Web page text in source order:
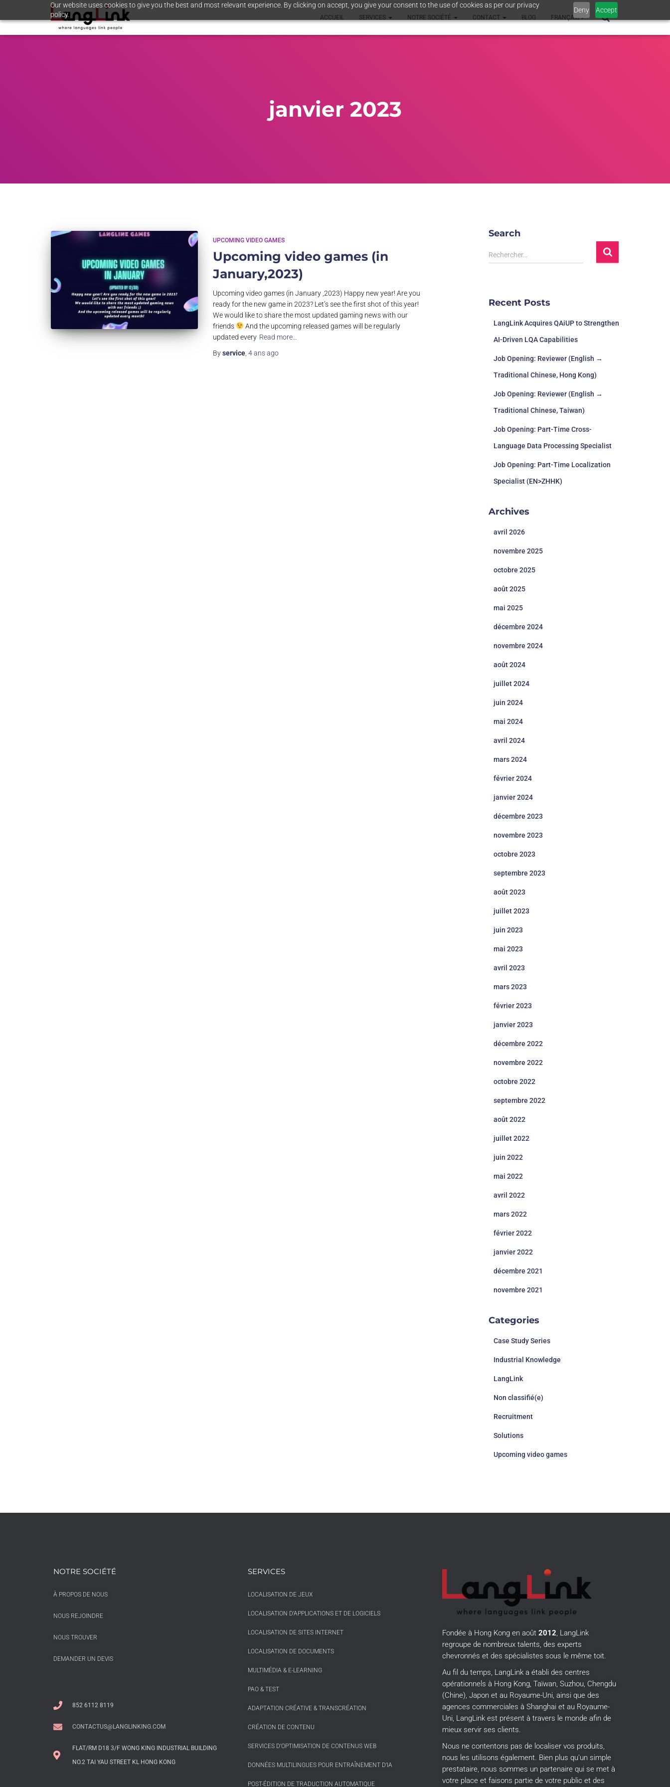
Our website uses cookies to give you the best and most relevant experience. By clicking on accept, you give your consent to the use of cookies as per our privacy
policy.
Deny Accept
ACCUEIL SERVICES NOTRE SOCIÉTÉ CONTACT BLOG FRANÇAIS
janvier 2023
UPCOMING VIDEO GAMES
Upcoming video games (in
January,2023)
Upcoming video games (in January ,2023) Happy new year! Are you
ready for the new game in 2023? Let’s see the first shot of this year!
We would like to share the most updated gaming news with our
friends
And the upcoming released games will be regularly
updated every Read more…
Byservice 4 ansago
Search
Rechercher…
Recent Posts
LangLink Acquires QAiUP to Strengthen
AI-Driven LQA Capabilities
Job Opening: Reviewer (English →
Traditional Chinese, Hong Kong)
Job Opening: Reviewer (English →
Traditional Chinese, Taiwan)
Job Opening: Part-Time Cross-
Language Data Processing Specialist
Job Opening: Part-Time Localization
Specialist (EN>ZHHK)
Archives
avril 2026
novembre 2025
octobre 2025
août 2025
mai 2025
décembre 2024
novembre 2024
août 2024
juillet 2024
juin 2024
mai 2024
avril 2024
mars 2024
février 2024
janvier 2024
décembre 2023
novembre 2023
octobre 2023
septembre 2023
août 2023
juillet 2023
juin 2023
mai 2023
avril 2023
mars 2023
février 2023
janvier 2023
décembre 2022
novembre 2022
octobre 2022
septembre 2022
août 2022
juillet 2022
juin 2022
mai 2022
avril 2022
mars 2022
février 2022
janvier 2022
décembre 2021
novembre 2021
Categories
Case Study Series
Industrial Knowledge
LangLink
Non classifié(e)
Recruitment
Solutions
Upcoming video games
NOTRE SOCIÉTÉ
À PROPOS DE NOUS
NOUS REJOINDRE
NOUS TROUVER
DEMANDER UN DEVIS
852 6112 8119
CONTACTUS@LANGLINKING.COM
FLAT/RM D18 3/F WONG KING INDUSTRIAL BUILDING
NO.2 TAI YAU STREET KL HONG KONG
SERVICES
LOCALISATION DE JEUX
LOCALISATION D’APPLICATIONS ET DE LOGICIELS
LOCALISATION DE SITES INTERNET
LOCALISATION DE DOCUMENTS
MULTIMÉDIA & E-LEARNING
PAO & TEST
ADAPTATION CRÉATIVE & TRANSCRÉATION
CRÉATION DE CONTENU
SERVICES D’OPTIMISATION DE CONTENUS WEB
DONNÉES MULTILINGUES POUR ENTRAÎNEMENT D’IA
POST-ÉDITION DE TRADUCTION AUTOMATIQUE
Fondée à Hong Kong en août 2012, LangLink
regroupe de nombreux talents, des experts
chevronnés et des spécialistes sous le même toit.
Au fil du temps, LangLink a établi des centres
opérationnels à Hong Kong, Taïwan, Suzhou, Chengdu
(Chine), Japon et au Royaume-Uni, ainsi que des
agences commerciales à Shanghai et au Royaume-
Uni, LangLink est présent à travers le monde afin de
mieux servir ses clients.
Nous ne contentons pas de localiser vos produits,
nous les utilisons également. Bien plus qu’un simple
prestataire, nous sommes un partenaire qui se met à
votre place et faisons partie de votre public et des